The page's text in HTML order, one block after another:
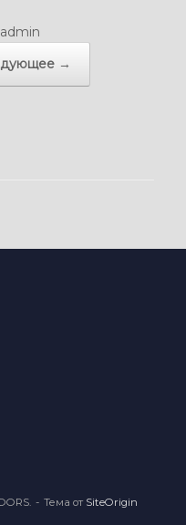
admin
→
Тема от SiteOrigin